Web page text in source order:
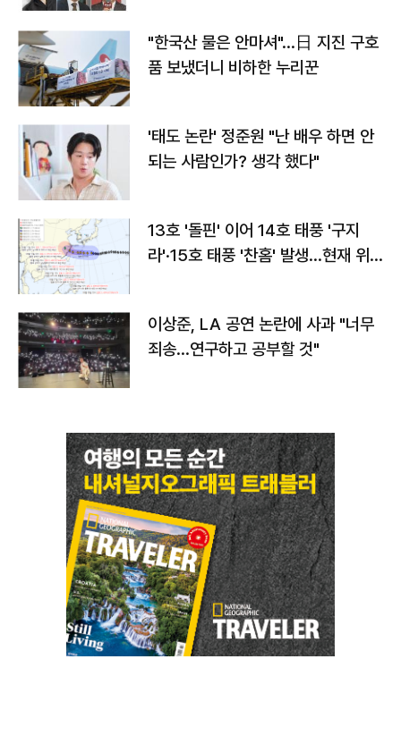
"한국산 물은 안마셔"…日 지진 구호
품 보냈더니 비하한 누리꾼
'태도 논란' 정준원 "난 배우 하면 안
되는 사람인가? 생각 했다"
13호 '돌핀' 이어 14호 태풍 '구지
라'·15호 태풍 '찬홈' 발생…현재 위
이상준, LA 공연 논란에 사과 "너무
죄송…연구하고 공부할 것"